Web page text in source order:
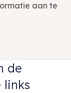
aan te
de
links